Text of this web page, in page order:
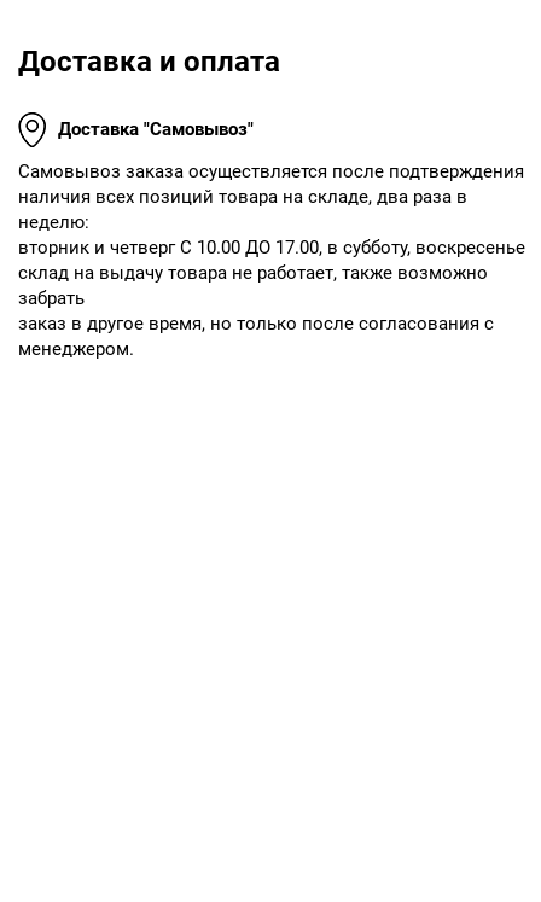
Доставка и оплата
Доставка "Самовывоз"
Cамовывоз заказа осуществляется после подтверждения
наличия всех позиций товара на складе, два раза в
неделю:
вторник и четверг С 10.00 ДО 17.00, в субботу, воскресенье
склад на выдачу товара не работает, также возможно
забрать
заказ в другое время, но только после согласования с
менеджером.